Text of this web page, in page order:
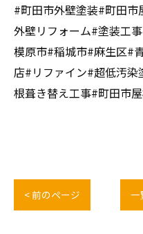
#町田市外壁塗装#町田
外壁リフォーム#塗装工
模原市#稲城市#麻生区#
店#リファイン#超低汚
根葺き替え工事#町田市
< 前のページ 一